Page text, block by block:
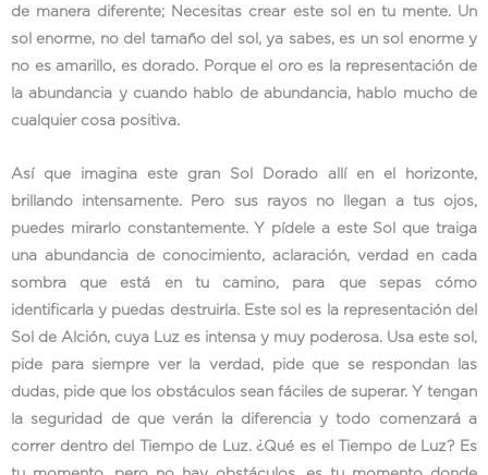
de manera diferente; Necesitas crear este sol en tu mente. Un
sol enorme, no del tamaño del sol, ya sabes, es un sol enorme y
no es amarillo, es dorado. Porque el oro es la representación de
la abundancia y cuando hablo de abundancia, hablo mucho de
cualquier cosa positiva.
Así que imagina este gran Sol Dorado allí en el horizonte,
brillando intensamente. Pero sus rayos no llegan a tus ojos,
puedes mirarlo constantemente. Y pídele a este Sol que traiga
una abundancia de conocimiento, aclaración, verdad en cada
sombra que está en tu camino, para que sepas cómo
identificarla y puedas destruirla. Este sol es la representación del
Sol de Alción, cuya Luz es intensa y muy poderosa. Usa este sol,
pide para siempre ver la verdad, pide que se respondan las
dudas, pide que los obstáculos sean fáciles de superar. Y tengan
la seguridad de que verán la diferencia y todo comenzará a
correr dentro del Tiempo de Luz. ¿Qué es el Tiempo de Luz? Es